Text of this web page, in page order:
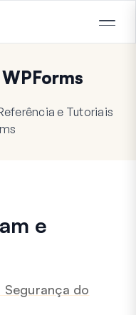
e Tutoriais
e
do